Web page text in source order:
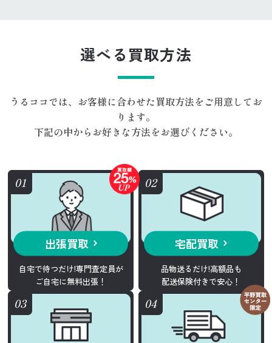
選べる買取方法
うるココでは、お客様に合わせた買取方法をご用意してお
ります。
下記の中からお好きな方法をお選びください。
出張買取
自宅で待つだけ!専門査定員が
ご自宅に無料出張！
宅配買取
品物送るだけ!高額品も
配送保険付きで安心！